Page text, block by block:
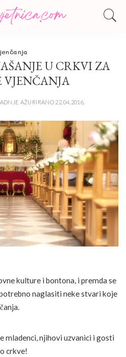
U CRKVI ZA
VJENČANJA
AŽURIRANO 22.04.2016.
kulture i bontona, i premda se
naglasiti neke stvari koje
mladenci, njihovi uzvanici i gosti
crkve!